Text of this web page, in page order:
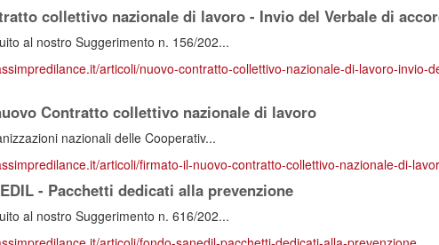
collettivo nazionale di lavoro - Invio del Verbale di
al nostro Suggerimento n. 156/202...
articoli/nuovo-contratto-collettivo-nazionale-di-lavoro-invio-
Contratto collettivo nazionale di lavoro
nazionali delle Cooperativ...
articoli/firmato-il-nuovo-contratto-collettivo-nazionale-di-
- Pacchetti dedicati alla prevenzione
al nostro Suggerimento n. 616/202...